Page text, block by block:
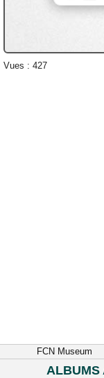
Vues : 427
FCN Museum
ALBUMS